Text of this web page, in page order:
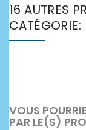
16 AUTRES
CATÉGORIE:
VOUS
PAR LE(S)